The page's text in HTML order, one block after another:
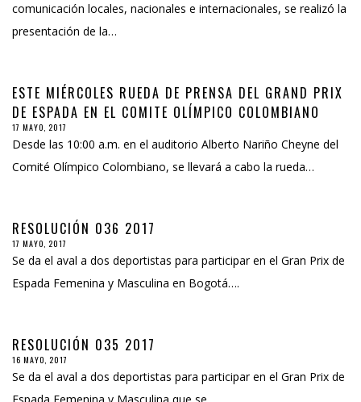
comunicación locales, nacionales e internacionales, se realizó la
presentación de la…
ESTE MIÉRCOLES RUEDA DE PRENSA DEL GRAND PRIX
DE ESPADA EN EL COMITE OLÍMPICO COLOMBIANO
17 MAYO, 2017
Desde las 10:00 a.m. en el auditorio Alberto Nariño Cheyne del
Comité Olímpico Colombiano, se llevará a cabo la rueda…
RESOLUCIÓN 036 2017
17 MAYO, 2017
Se da el aval a dos deportistas para participar en el Gran Prix de
Espada Femenina y Masculina en Bogotá….
RESOLUCIÓN 035 2017
16 MAYO, 2017
Se da el aval a dos deportistas para participar en el Gran Prix de